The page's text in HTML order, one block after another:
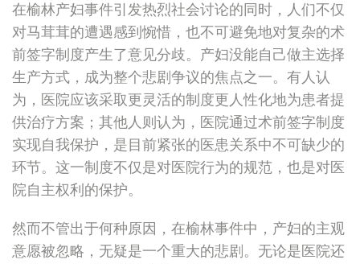
在榆林产妇事件引发热烈社会讨论的同时，人们不仅
对马茸茸的遭遇感到惋惜，也不可避免地对复杂的术
前签字制度产生了意见分歧。产妇没能自己做主选择
生产方式，成为整个悲剧争议的焦点之一。有人认
为，医院应该采取更灵活的制度更人性化地为患者提
供治疗方案；其他人则认为，医院通过术前签字制度
实现自我保护，是目前紧张的医患关系中不可缺少的
环节。这一制度不仅是对医院行为的规范，也是对医
院自主权利的保护。
然而不管出于何种原因，在榆林事件中，产妇的主观
意愿被忽略，无疑是一个重大的悲剧。无论是医院还